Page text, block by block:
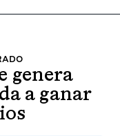
genera
a ganar